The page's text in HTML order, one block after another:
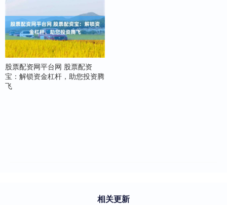
股票配资网平台网 股票配资
宝：解锁资金杠杆，助您投资腾
飞
相关更新